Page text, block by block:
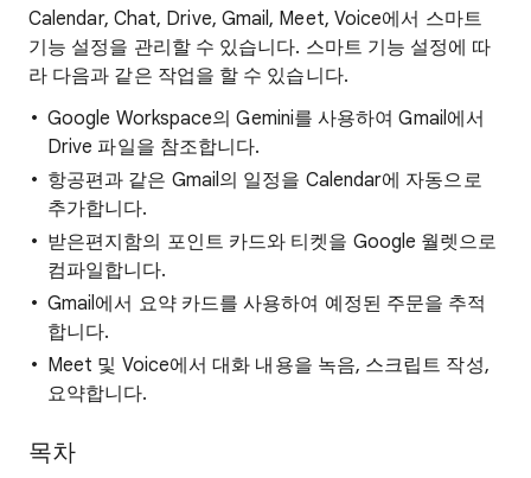
Calendar, Chat, Drive, Gmail, Meet, Voice에서 스마트
기능 설정을 관리할 수 있습니다. 스마트 기능 설정에 따
라 다음과 같은 작업을 할 수 있습니다.
Google Workspace의 Gemini를 사용하여 Gmail에서
Drive 파일을 참조합니다.
항공편과 같은 Gmail의 일정을 Calendar에 자동으로
추가합니다.
받은편지함의 포인트 카드와 티켓을 Google 월렛으로
컴파일합니다.
Gmail에서 요약 카드를 사용하여 예정된 주문을 추적
합니다.
Meet 및 Voice에서 대화 내용을 녹음, 스크립트 작성,
요약합니다.
목차